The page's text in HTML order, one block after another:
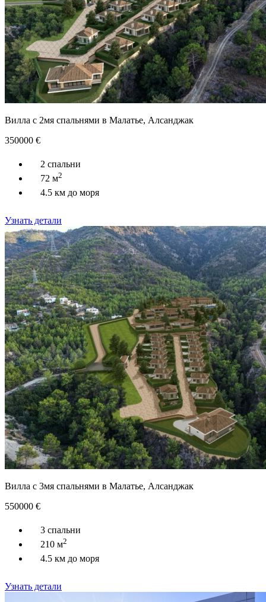
Вилла с 2мя спальнями в Малатье, Алсанджак
350000 €
2 спальни
72 м2
4.5 км до моря
Узнать детали
Вилла с 3мя спальнями в Малатье, Алсанджак
550000 €
3 спальни
210 м2
4.5 км до моря
Узнать детали